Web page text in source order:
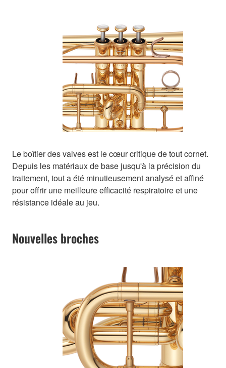
Le boîtier des valves est le cœur critique de tout cornet.
Depuis les matériaux de base jusqu'à la précision du
traitement, tout a été minutieusement analysé et affiné
pour offrir une meilleure efficacité respiratoire et une
résistance idéale au jeu.
Nouvelles broches